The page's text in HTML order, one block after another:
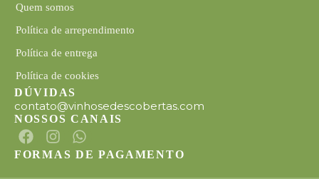
Quem somos
Política de arrependimento
Política de entrega
Política de cookies
DÚVIDAS
contato@vinhosedescobertas.com
NOSSOS CANAIS
FORMAS DE PAGAMENTO